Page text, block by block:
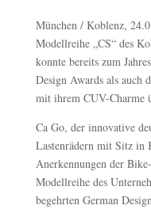
München / Koblenz,
Modellreihe „CS“ des
konnte bereits zum
Design Awards als auch
mit ihrem CUV-Charme
Ca Go, der innovative
Lastenrädern mit Sitz in
Anerkennungen der
Modellreihe des
begehrten German